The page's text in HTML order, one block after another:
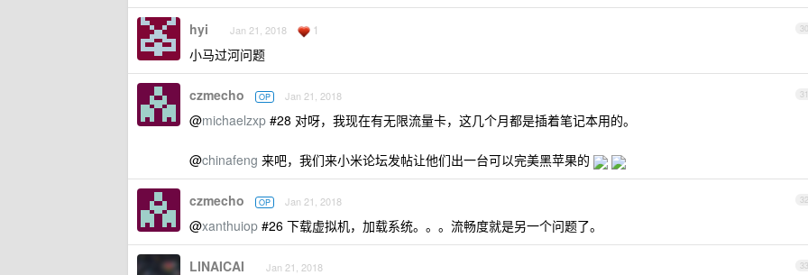
30
hyi Jan 21, 2018 1
小马过河问题
31
czmecho OP Jan 21, 2018
@michaelzxp #28 对呀，我现在有无限流量卡，这几个月都是插着笔记本用的。
@chinafeng 来吧，我们来小米论坛发帖让他们出一台可以完美黑苹果的
32
czmecho OP Jan 21, 2018
@xanthuiop #26 下载虚拟机，加载系统。。。流畅度就是另一个问题了。
33
LINAICAI Jan 21, 2018